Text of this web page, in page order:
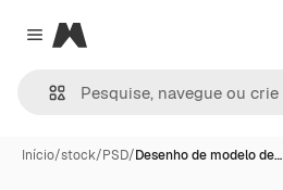
Close menu
Magnific
Início/stock/PSD/Desenho de modelo de…